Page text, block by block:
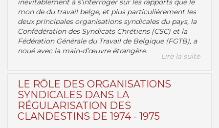
inévitablement à s’interroger sur les rapports que le
mon de du travail belge, et plus particulièrement les
deux principales organisations syndicales du pays, la
Confédération des Syndicats Chrétiens (CSC) et la
Fédération Générale du Travail de Belgique (FGTB), a
noué avec la main-d’œuvre étrangère.
Lire la suite
LE RÔLE DES ORGANISATIONS
SYNDICALES DANS LA
RÉGULARISATION DES
CLANDESTINS DE 1974 - 1975